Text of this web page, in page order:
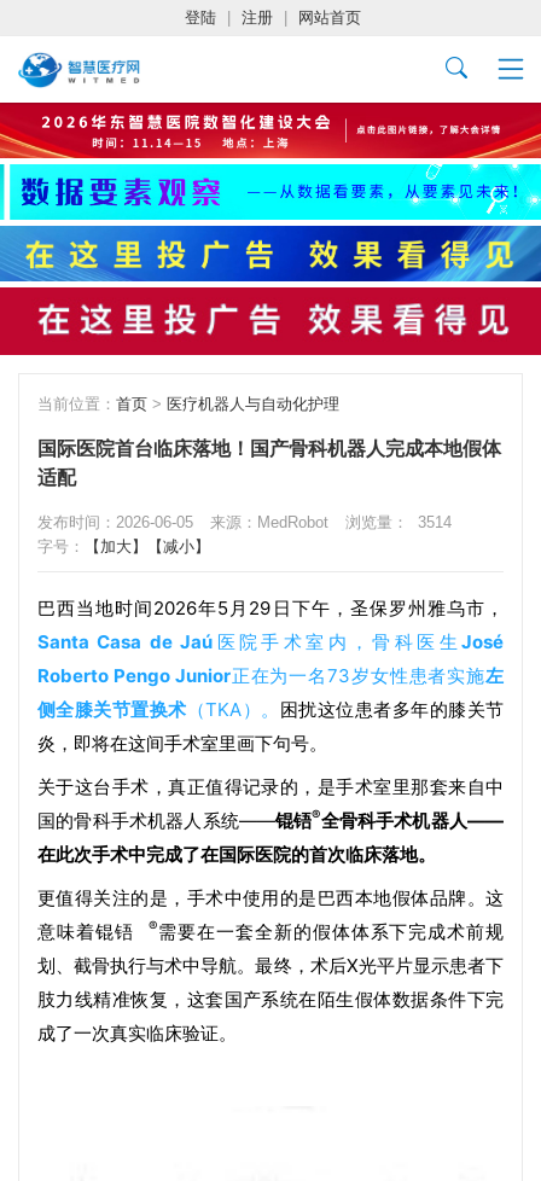
登陆 注册 网站首页
当前位置： 首页 > 医疗机器人与自动化护理
国际医院首台临床落地！国产骨科机器人完成本地假体
适配
发布时间：2026-06-05 来源：MedRobot 浏览量：
3514
字号：
【加大】 【减小】
巴西当地时间2026年5月29日下午，圣保罗州雅乌市，
Santa Casa de Jaú 医院手术室内，骨科医生José
Roberto Pengo Junior正在为一名73岁女性患者实施左
侧全膝关节置换术 （TKA）。 困扰这位患者多年的膝关节
炎，即将在这间手术室里画下句号。
关于这台手术，真正值得记录的，是手术室里那套来自中
国的骨科手术机器人系统——锟铻®全骨科手术机器人——
在此次手术中完成了在国际医院的首次临床落地。
更值得关注的是，手术中使用的是巴西本地假体品牌。这
意味着锟铻 ®需要在一套全新的假体体系下完成术前规
划、截骨执行与术中导航。最终，术后X光平片显示患者下
肢力线精准恢复，这套国产系统在陌生假体数据条件下完
成了一次真实临床验证。